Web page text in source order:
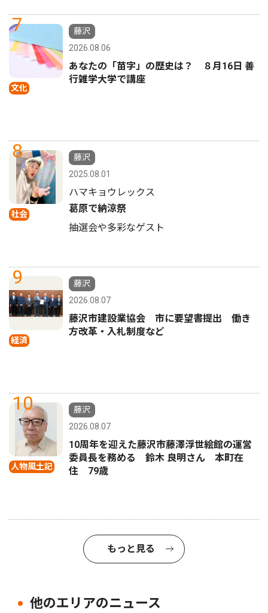
7
文化
藤沢
2026.08.06
あなたの「苗字」の歴史は？ ８月16日 善
行雑学大学で講座
8
社会
藤沢
2025.08.01
ハマキョウレックス
葛原で納涼祭
抽選会や多彩なゲスト
9
経済
藤沢
2026.08.07
藤沢市建設業協会 市に要望書提出 働き
方改革・入札制度など
10
人物風土記
藤沢
2026.08.07
10周年を迎えた藤沢市藤澤浮世絵館の運営
委員長を務める 鈴木 良明さん 本町在
住 79歳
もっと見る
他のエリアのニュース